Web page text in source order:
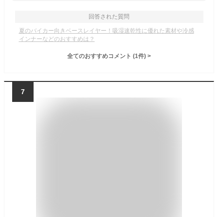
回答された質問
夏のバイカー向きベースレイヤー！吸湿速乾性に優れた素材や冷感
インナーなどのおすすめは？
全てのおすすめコメント (1件) >
7